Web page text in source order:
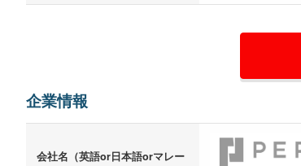
企業情報
会社名（英語or日本語orマレー